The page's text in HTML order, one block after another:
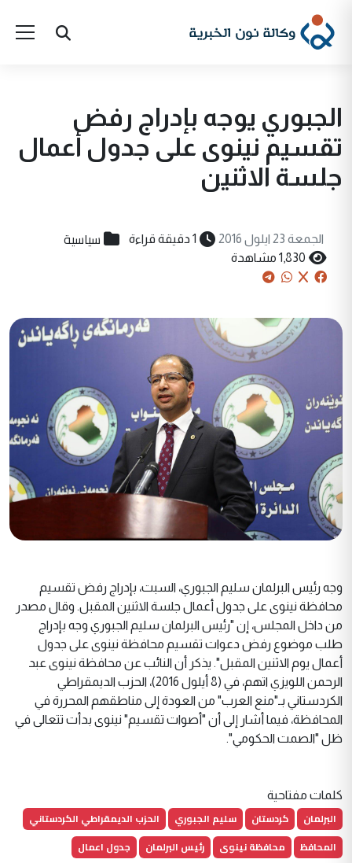
الجبوري يوجه بإدراج رفض
تقسيم نينوى على جدول أعمال
جلسة الاثنين
الجمعة 23 ايلول 2016 1 دقيقة قراءة سياسية
1,830 مشاهدة
وجه رئيس البرلمان سليم الجبوري، السبت، بإدراج رفض تقسيم
محافظة نينوى على جدول أعمال جلسة الاثنين المقبل. وقال مصدر
من داخل المجلس، إن "رئيس البرلمان سليم الجبوري وجه بإدراج
طلب موضوع رفض دعوات تقسيم محافظة نينوى على جدول
أعمال يوم الاثنين المقبل". يذكر أن النائب عن محافظة نينوى عبد
الرحمن اللويزي اتهم، في (8 أيلول 2016)، الحزب الديمقراطي
الكردستاني بـ"منع العرب" من العودة إلى مناطقهم المحررة في
المحافظة، فيما أشار إلى أن "أصوات تقسيم" نينوى بدأت تتعالى في
ظل "الصمت الحكومي".
كلمات مفتاحية
البرلمان كردستان سليم الجبوري
الحزب الديمقراطي الكردستاني
المحافظ
محافظة نينوى رئيس البرلمان جدول اعمال